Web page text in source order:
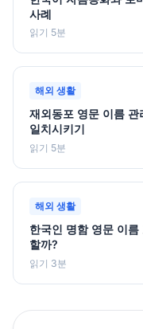
사례
읽기 5분
해외 생활
재외동포 영문 이름
일치시키기
읽기 5분
해외 생활
한국인 명함 영문 이
할까?
읽기 3분